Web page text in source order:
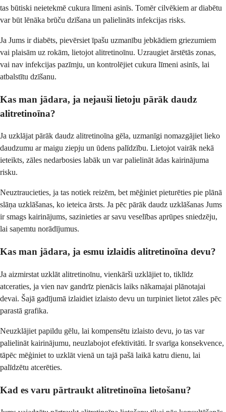
tas būtiski neietekmē cukura līmeni asinīs. Tomēr cilvēkiem ar diabētu
var būt lēnāka brūču dzīšana un palielināts infekcijas risks.
Ja Jums ir diabēts, pievērsiet īpašu uzmanību jebkādiem griezumiem
vai plaisām uz rokām, lietojot alitretinoīnu. Uzraugiet ārstētās zonas,
vai nav infekcijas pazīmju, un kontrolējiet cukura līmeni asinīs, lai
atbalstītu dzīšanu.
Kas man jādara, ja nejauši lietoju pārāk daudz
alitretinoīna?
Ja uzklājat pārāk daudz alitretinoīna gēla, uzmanīgi nomazgājiet lieko
daudzumu ar maigu ziepju un ūdens palīdzību. Lietojot vairāk nekā
ieteikts, zāles nedarbosies labāk un var palielināt ādas kairinājuma
risku.
Neuztraucieties, ja tas notiek reizēm, bet mēģiniet pieturēties pie plānā
slāņa uzklāšanas, ko ieteica ārsts. Ja pēc pārāk daudz uzklāšanas Jums
ir smags kairinājums, sazinieties ar savu veselības aprūpes sniedzēju,
lai saņemtu norādījumus.
Kas man jādara, ja esmu izlaidis alitretinoīna devu?
Ja aizmirstat uzklāt alitretinoīnu, vienkārši uzklājiet to, tiklīdz
atceraties, ja vien nav gandrīz pienācis laiks nākamajai plānotajai
devai. Šajā gadījumā izlaidiet izlaisto devu un turpiniet lietot zāles pēc
parastā grafika.
Neuzklājiet papildu gēlu, lai kompensētu izlaisto devu, jo tas var
palielināt kairinājumu, neuzlabojot efektivitāti. Ir svarīga konsekvence,
tāpēc mēģiniet to uzklāt vienā un tajā pašā laikā katru dienu, lai
palīdzētu atcerēties.
Kad es varu pārtraukt alitretinoīna lietošanu?